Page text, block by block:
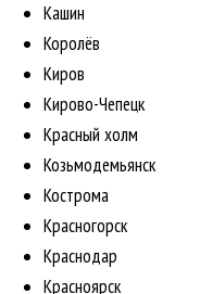
Кашин
Королёв
Киров
Кирово-Чепецк
Красный холм
Козьмодемьянск
Кострома
Красногорск
Краснодар
Красноярск